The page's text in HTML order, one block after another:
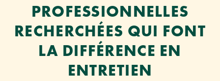
PROFESSIONNELLES
RECHERCHÉES QUI FONT
LA DIFFÉRENCE EN
ENTRETIEN